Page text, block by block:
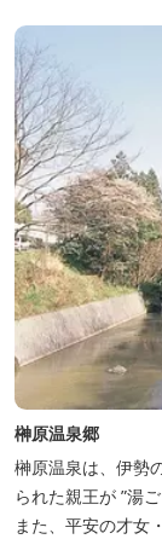
榊原温泉郷
榊原温泉は、伊勢
られた親王が ”湯
また、平安の才女